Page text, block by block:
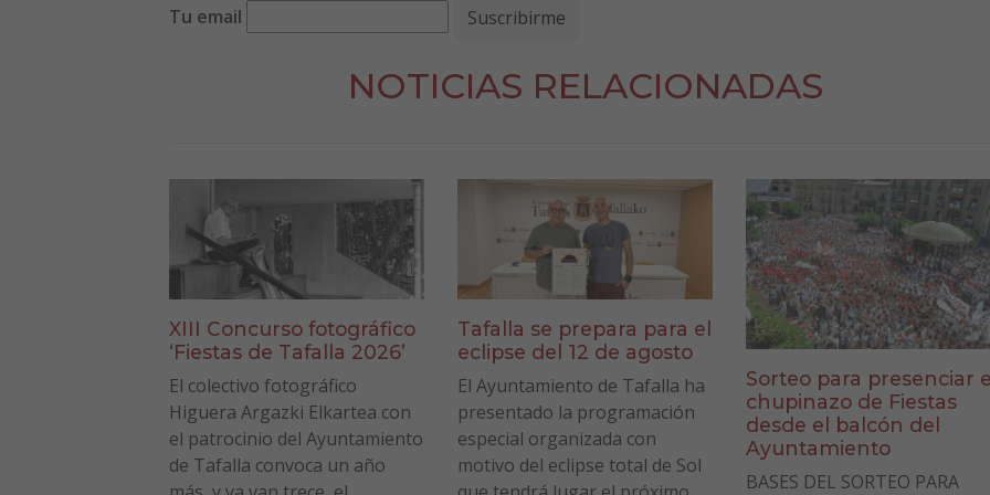
Tu email
NOTICIAS RELACIONADAS
XIII Concurso fotográfico
‘Fiestas de Tafalla 2026’
El colectivo fotográfico
Higuera Argazki Elkartea con
el patrocinio del Ayuntamiento
de Tafalla convoca un año
Tafalla se prepara para el
eclipse del 12 de agosto
El Ayuntamiento de Tafalla ha
presentado la programación
especial organizada con
motivo del eclipse total de Sol
Sorteo para presenciar
chupinazo de Fiestas
desde el balcón del
Ayuntamiento
BASES DEL SORTEO PARA